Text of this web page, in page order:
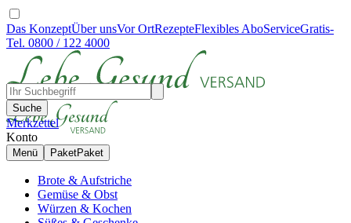
Das KonzeptÜber unsVor OrtRezepteFlexibles AboServiceGratis-
Tel. 0800 / 122 4000
Suche
Merkzettel
Konto
Menü PaketPaket
Brote & Aufstriche
Gemüse & Obst
Würzen & Kochen